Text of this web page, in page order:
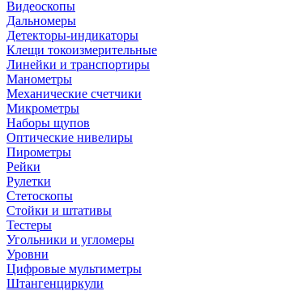
Видеоскопы
Дальномеры
Детекторы-индикаторы
Клещи токоизмерительные
Линейки и транспортиры
Манометры
Механические счетчики
Микрометры
Наборы щупов
Оптические нивелиры
Пирометры
Рейки
Рулетки
Стетоскопы
Стойки и штативы
Тестеры
Угольники и угломеры
Уровни
Цифровые мультиметры
Штангенциркули